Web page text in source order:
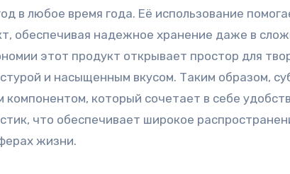
в любое время года. Её использование
обеспечивая надежное хранение даже в
этот продукт открывает простор для
и насыщенным вкусом. Таким образом,
компонентом, который сочетает в себе
что обеспечивает широкое
жизни.